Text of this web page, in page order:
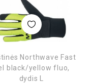
Northwave Fast
black/yellow fluo,
dydis L